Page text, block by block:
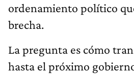
ordenamiento político
brecha.
La pregunta es cómo
hasta el próximo